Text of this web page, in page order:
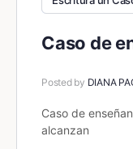
Caso de
Posted by DIANA
Caso de
alcanzan